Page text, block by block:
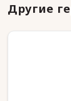
Другие